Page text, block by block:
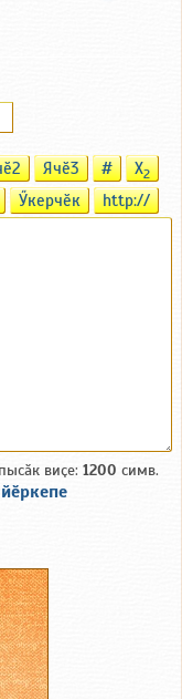
Ячӗ3 # X2
Ӳкерчӗк http://
виҫе: 1200 симв.
йӗркепе